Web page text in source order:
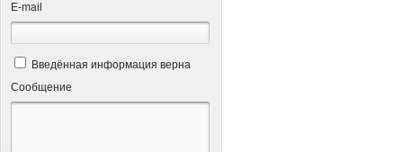
Е-mail
Введённая информация верна
Сообщение